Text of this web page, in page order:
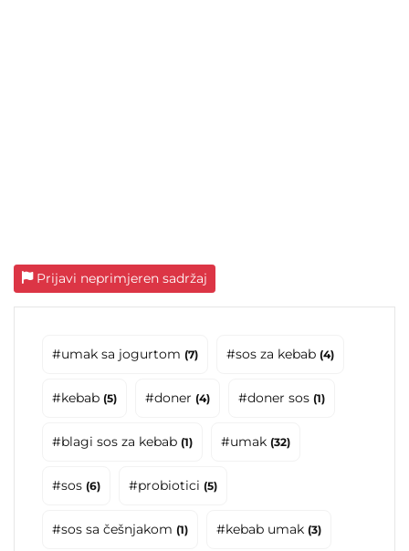
Prijavi neprimjeren sadržaj
#umak sa jogurtom (7) #sos za kebab (4)
#kebab (5) #doner (4) #doner sos (1)
#blagi sos za kebab (1) #umak (32)
#sos (6) #probiotici (5)
#sos sa češnjakom (1) #kebab umak (3)